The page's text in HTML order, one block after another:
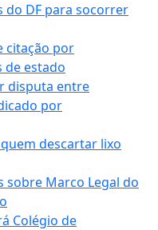
do DF para socorrer
citação por
de estado
disputa entre
por
descartar lixo
sobre Marco Legal do
Colégio de